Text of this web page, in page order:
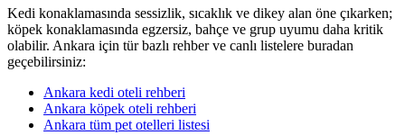
Kedi konaklamasında sessizlik, sıcaklık ve dikey alan öne çıkarken;
köpek konaklamasında egzersiz, bahçe ve grup uyumu daha kritik
olabilir. Ankara için tür bazlı rehber ve canlı listelere buradan
geçebilirsiniz:
Ankara kedi oteli rehberi
Ankara köpek oteli rehberi
Ankara tüm pet otelleri listesi